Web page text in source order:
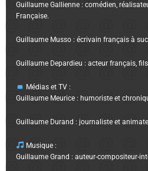
Guillaume Gallienne : comédien,
Française.
Guillaume Musso : écrivain français à
Guillaume Depardieu : acteur français,
Médias et TV :
Guillaume Meurice : humoriste et
Guillaume Durand : journaliste et
Musique :
Guillaume Grand : auteur-compositeur-